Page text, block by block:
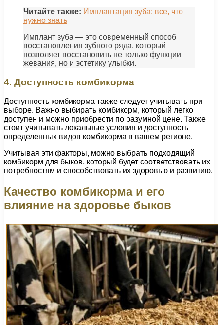
Читайте также: Имплантация зуба: все, что
нужно знать
Имплант зуба — это современный способ
восстановления зубного ряда, который
позволяет восстановить не только функции
жевания, но и эстетику улыбки.
4. Доступность комбикорма
Доступность комбикорма также следует учитывать при
выборе. Важно выбирать комбикорм, который легко
доступен и можно приобрести по разумной цене. Также
стоит учитывать локальные условия и доступность
определенных видов комбикорма в вашем регионе.
Учитывая эти факторы, можно выбрать подходящий
комбикорм для быков, который будет соответствовать их
потребностям и способствовать их здоровью и развитию.
Качество комбикорма и его
влияние на здоровье быков